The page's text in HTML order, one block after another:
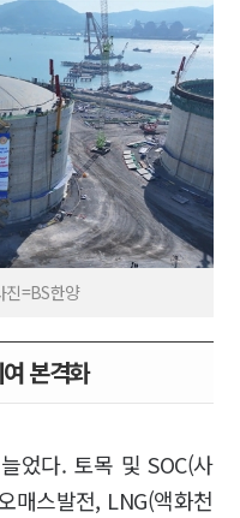
진=BS한양
본격화
었다. 토목 및 SOC(사
매스발전, LNG(액화천